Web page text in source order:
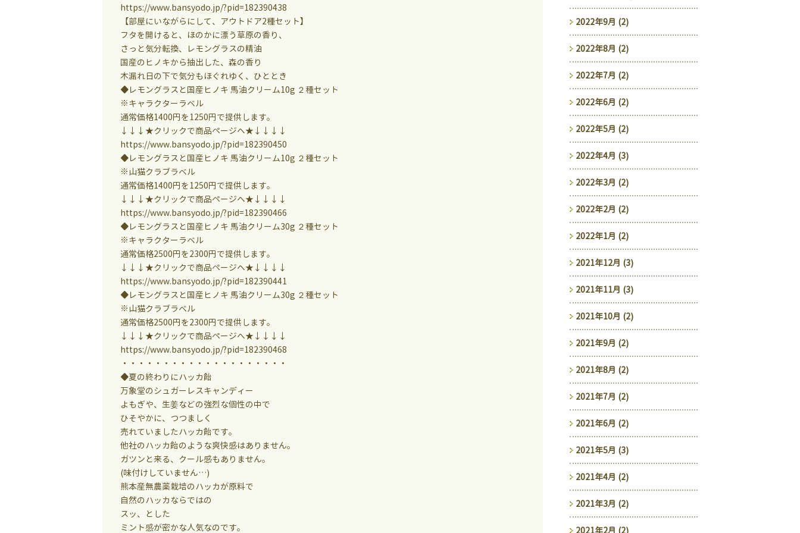
https://www.bansyodo.jp/?pid=182390438
【部屋にいながらにして、アウトドア2種セット】
フタを開けると、ほのかに漂う草原の香り、
さっと気分転換、レモングラスの精油
国産のヒノキから抽出した、森の香り
木漏れ日の下で気分もほぐれゆく、ひととき
◆レモングラスと国産ヒノキ 馬油クリーム10g ２種セット
※キャラクターラベル
通常価格1400円を1250円で提供します。
↓↓↓★クリックで商品ページへ★↓↓↓↓
https://www.bansyodo.jp/?pid=182390450
◆レモングラスと国産ヒノキ 馬油クリーム10g ２種セット
※山猫クラブラベル
通常価格1400円を1250円で提供します。
↓↓↓★クリックで商品ページへ★↓↓↓↓
https://www.bansyodo.jp/?pid=182390466
◆レモングラスと国産ヒノキ 馬油クリーム30g ２種セット
※キャラクターラベル
通常価格2500円を2300円で提供します。
↓↓↓★クリックで商品ページへ★↓↓↓↓
https://www.bansyodo.jp/?pid=182390441
◆レモングラスと国産ヒノキ 馬油クリーム30g ２種セット
※山猫クラブラベル
通常価格2500円を2300円で提供します。
↓↓↓★クリックで商品ページへ★↓↓↓↓
https://www.bansyodo.jp/?pid=182390468
・・・・・・・・・・・・・・・・・・・・
◆夏の終わりにハッカ飴
万象堂のシュガーレスキャンディー
よもぎや、生姜などの強烈な個性の中で
ひそやかに、つつましく
売れていましたハッカ飴です。
他社のハッカ飴のような爽快感はありません。
ガツンと来る、クール感もありません。
(味付けしていません…)
熊本産無農薬栽培のハッカが原料で
自然のハッカならではの
スッ、とした
ミント感が密かな人気なのです。
2022年9月 (2)
2022年8月 (2)
2022年7月 (2)
2022年6月 (2)
2022年5月 (2)
2022年4月 (3)
2022年3月 (2)
2022年2月 (2)
2022年1月 (2)
2021年12月 (3)
2021年11月 (3)
2021年10月 (2)
2021年9月 (2)
2021年8月 (2)
2021年7月 (2)
2021年6月 (2)
2021年5月 (3)
2021年4月 (2)
2021年3月 (2)
2021年2月 (2)